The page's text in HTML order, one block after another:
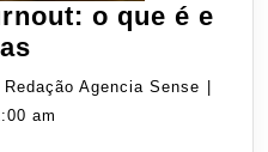
o que é e
de
Burnout:
Redação Agencia Sense
am